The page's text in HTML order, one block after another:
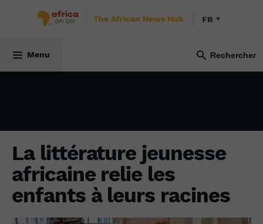
The African News Hub FR
Menu
La littérature jeunesse
africaine relie les
enfants à leurs racines